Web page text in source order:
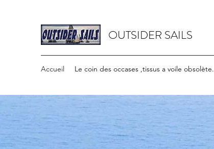
OUTSIDER SAILS
Accueil Le coin des occases ,tissus a voile obsolète.